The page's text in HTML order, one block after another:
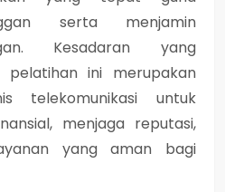
serta menjamin
Kesadaran yang
pelatihan ini merupakan
telekomunikasi untuk
menjaga reputasi,
yang aman bagi